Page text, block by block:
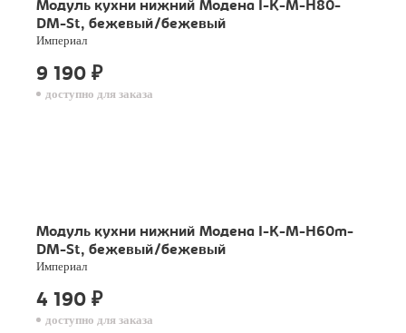
Модуль кухни нижний Модена I-K-M-H80-
DM-St, бежевый/бежевый
Империал
9 190 ₽
доступно для заказа
Модуль кухни нижний Модена I-K-M-H60m-
DM-St, бежевый/бежевый
Империал
4 190 ₽
доступно для заказа